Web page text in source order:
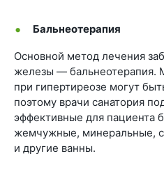
Бальнеотерапия
Основной метод лечения
железы — бальнеотерапия.
при гипертиреозе могут
поэтому врачи санатория
эффективные для пациента
жемчужные, минеральные,
и другие ванны.